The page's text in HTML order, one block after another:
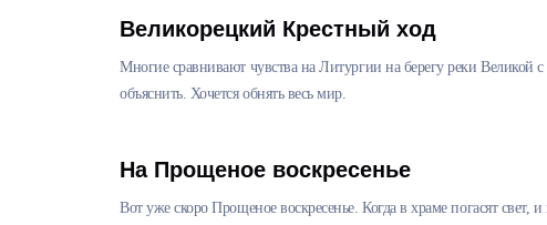
Великорецкий Крестный ход
Многие сравнивают чувства на Литургии на берегу реки Великой
объяснить. Хочется обнять весь мир.
На Прощеное воскресенье
Вот уже скоро Прощеное воскресенье. Когда в храме погасят свет,